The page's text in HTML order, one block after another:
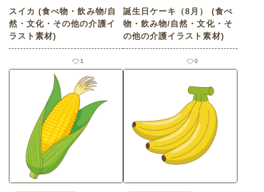
スイカ (食べ物・飲み物/自
然・文化・その他の介護イ
ラスト素材)
1
誕生日ケーキ（8月） (食べ
物・飲み物/自然・文化・そ
の他の介護イラスト素材)
0